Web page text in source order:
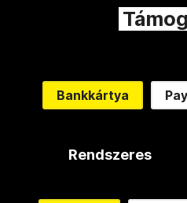
Bankkártya
Rendszeres